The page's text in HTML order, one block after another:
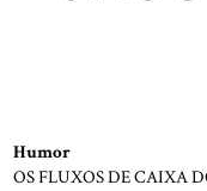
Humor
OS FLUXOS DE CAIXA